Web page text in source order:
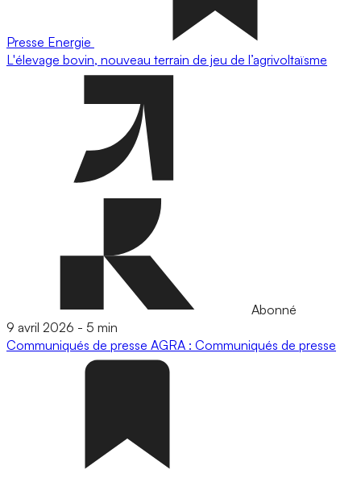
Presse Energie
L'élevage bovin, nouveau terrain de jeu de l’agrivoltaïsme
Abonné
9 avril 2026 - 5 min
Communiqués de presse AGRA : Communiqués de presse